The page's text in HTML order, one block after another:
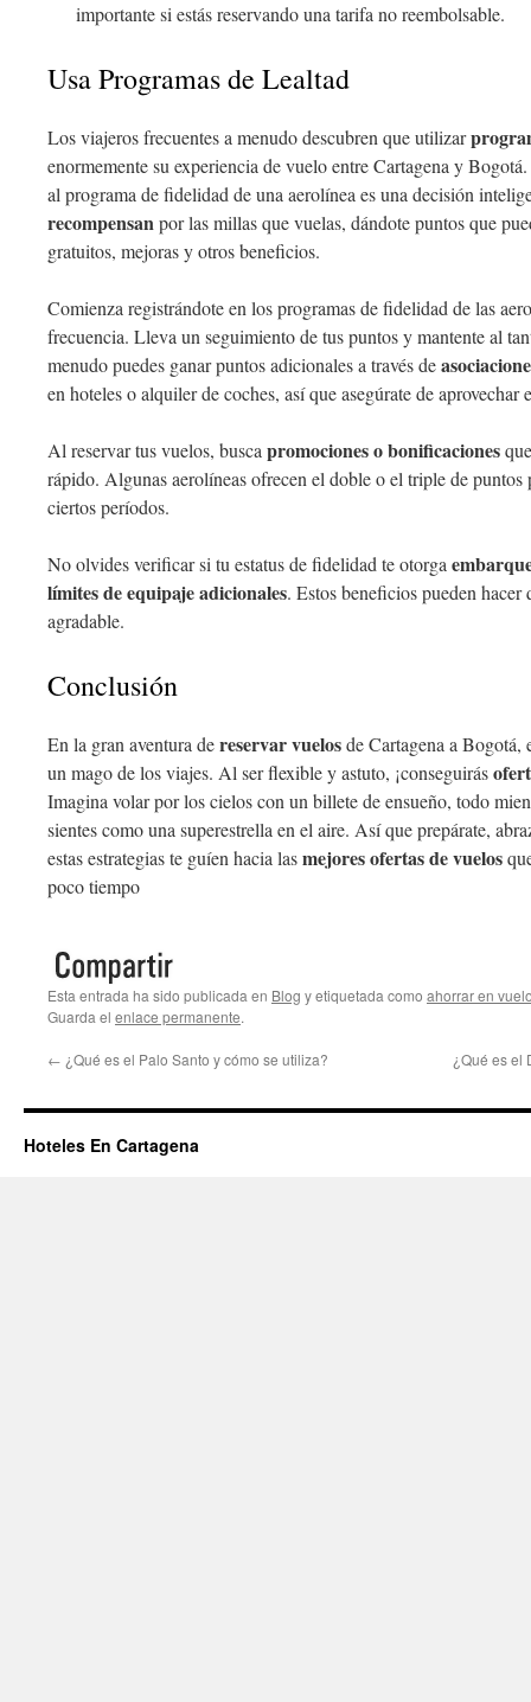
importante si estás reservando una tarifa no reembolsable.
Usa Programas de Lealtad
Los viajeros frecuentes a menudo descubren que utilizar
enormemente su experiencia de vuelo entre Cartagena y
al programa de fidelidad de una aerolínea es una decisión
recompensanpor las millas que vuelas, dándote puntos que
gratuitos, mejoras y otros beneficios.
Comienza registrándote en los programas de fidelidad de las
frecuencia. Lleva un seguimiento de tus puntos y mantente al
menudo puedes ganar puntos adicionales a través de
en hoteles o alquiler de coches, así que asegúrate de aprovechar
Al reservar tus vuelos, busca promociones o bonificaciones
rápido. Algunas aerolíneas ofrecen el doble o el triple de puntos
ciertos períodos.
No olvides verificar si tu estatus de fidelidad te otorga
límites de equipaje adicionales. Estos beneficios pueden
agradable.
Conclusión
En la gran aventura dereservar vuelosde Cartagena a Bogotá,
un mago de los viajes. Al ser flexible y astuto, ¡conseguirás
Imagina volar por los cielos con un billete de ensueño, todo
sientes como una superestrella en el aire. Así que prepárate,
estas estrategias te guíen hacia lasmejores ofertas de vuelos
poco tiempo
Esta entrada ha sido publicada en Blog y etiquetada como ahorrar en
Guarda el enlace permanente.
← ¿Qué es el Palo Santo y cómo se utiliza? ¿Qué es el
Hoteles En Cartagena